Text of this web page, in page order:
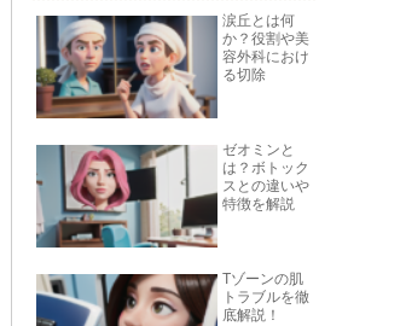
涙丘とは何
か？役割や美
容外科におけ
る切除
ゼオミンと
は？ボトック
スとの違いや
特徴を解説
Tゾーンの肌
トラブルを徹
底解説！